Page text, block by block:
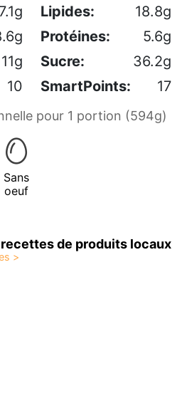
Lipides:
18.8g
Protéines:
5.6g
11g Sucre:
36.2g
10 SmartPoints: 17
pour 1 portion (594g)
Sans
oeuf
de produits locaux